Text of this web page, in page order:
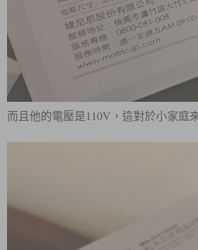
而且他的電壓是110V ，這對於小家庭